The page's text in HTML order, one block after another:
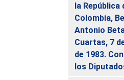
la República
Colombia,
Antonio
Cuartas, 7
de 1983.
los